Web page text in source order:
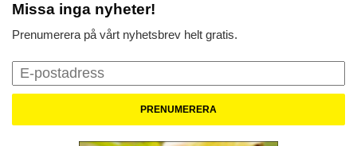
Missa inga nyheter!
Prenumerera på vårt nyhetsbrev helt gratis.